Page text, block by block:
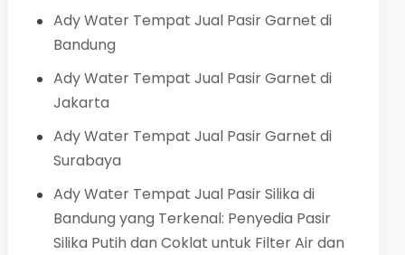
Ady Water Tempat Jual Pasir Garnet di
Bandung
Ady Water Tempat Jual Pasir Garnet di
Jakarta
Ady Water Tempat Jual Pasir Garnet di
Surabaya
Ady Water Tempat Jual Pasir Silika di
Bandung yang Terkenal: Penyedia Pasir
Silika Putih dan Coklat untuk Filter Air dan